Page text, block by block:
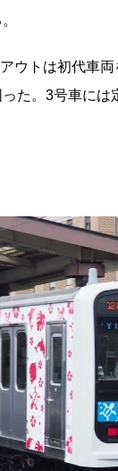
ウトは初代車
た。3号車には